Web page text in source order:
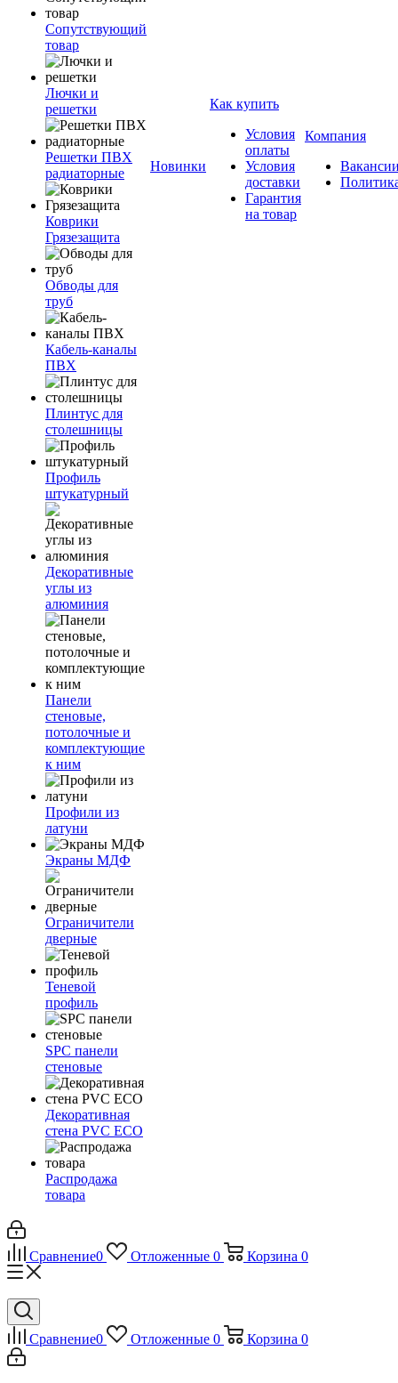
Сопутствующий
товар
Лючки и
решетки
Решетки ПВХ
радиаторные
Коврики
Грязезащита
Обводы для
труб
Кабель-каналы
ПВХ
Плинтус для
столешницы
Профиль
штукатурный
Декоративные
углы из
алюминия
Панели
стеновые,
потолочные и
комплектующие
к ним
Профили из
латуни
Экраны МДФ
Ограничители
дверные
Теневой
профиль
SPC панели
стеновые
Декоративная
стена PVC ECO
Распродажа
товара
Новинки
Как купить
Условия
оплаты
Условия
доставки
Гарантия
на товар
Компания
Сравнение0 Отложенные 0 Корзина 0
Сравнение0 Отложенные 0 Корзина 0